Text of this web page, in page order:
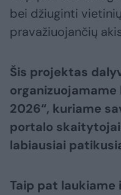
bei džiuginti
pravažiuojančių
Šis projektas
organizuojamame
2026“, kuriame
portalo
labiausiai
Taip pat laukiame